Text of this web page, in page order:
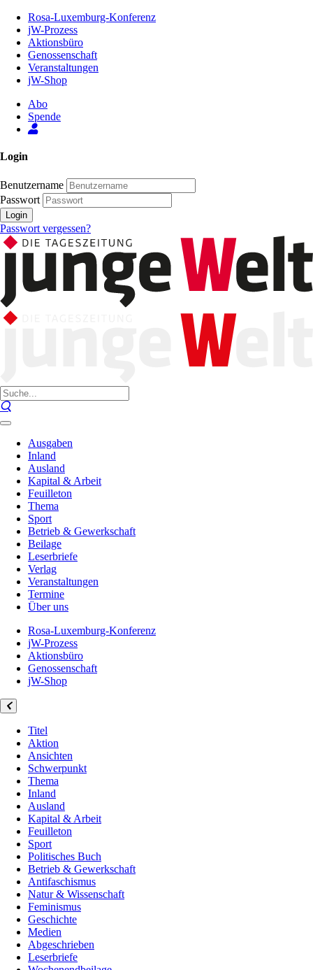
Inhalt
Seite
Rosa-Luxemburg-Konferenz
jW-Prozess
Aktionsbüro
Genossenschaft
Veranstaltungen
jW-Shop
Abo
Spende
Login
Benutzername
Passwort
Login
Passwort vergessen?
Ausgaben
Inland
Ausland
Kapital & Arbeit
Feuilleton
Thema
Sport
Betrieb & Gewerkschaft
Beilage
Leserbriefe
Verlag
Veranstaltungen
Termine
Über uns
Rosa-Luxemburg-Konferenz
jW-Prozess
Aktionsbüro
Genossenschaft
jW-Shop
Titel
Aktion
Ansichten
Schwerpunkt
Thema
Inland
Ausland
Kapital & Arbeit
Feuilleton
Sport
Politisches Buch
Betrieb & Gewerkschaft
Antifaschismus
Natur & Wissenschaft
Feminismus
Geschichte
Medien
Abgeschrieben
Leserbriefe